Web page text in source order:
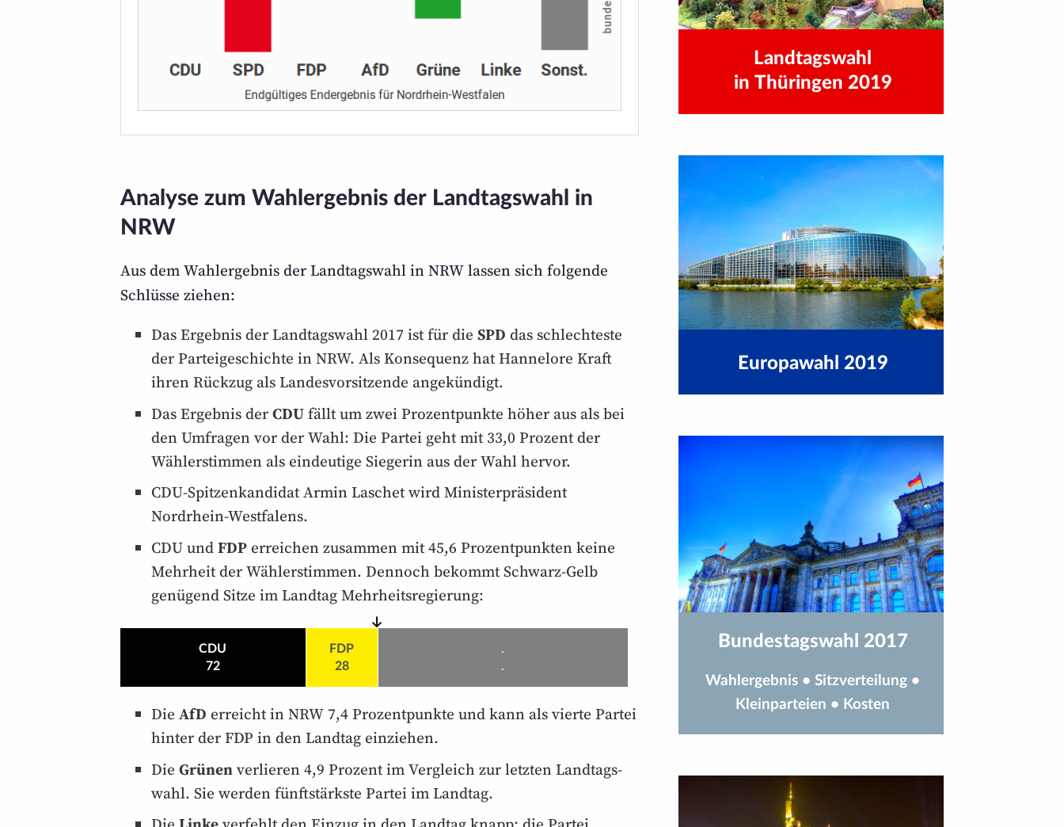
Analyse zum Wahlergebnis der Landtags­wahl in
NRW
Aus dem Wahlergebnis der Landtags­wahl in NRW lassen sich folgende
Schlüsse ziehen:
Das Ergebnis der Landtags­wahl 2017 ist für die SPD das schlechteste
der Partei­geschichte in NRW. Als Kon­sequenz hat Hannelore Kraft
ihren Rückzug als Landes­vorsitzende angekündigt.
Das Ergebnis derCDUfällt um zwei Prozent­punkte höher aus als bei
den Umfragen vor der Wahl: Die Partei geht mit 33,0 Prozent der
Wähler­stimmen als ein­deutige Siegerin aus der Wahl hervor.
CDU-Spitzenkandidat Armin Laschet wird Minister­präsident
Nordrhein-Westfalens.
CDU undFDPerreichen zusammen mit 45,6 Prozent­punkten keine
Mehrheit der Wähler­stimmen. Dennoch bekommt Schwarz-Gelb
genügend Sitze im Landtag Mehr­heits­regierung:
CDU
72
FDP
28
.
.
Die AfD erreicht in NRW 7,4 Prozent­punkte und kann als vierte Partei
hinter der FDP in den Landtag einziehen.
Die Grünenverlieren 4,9 Prozent im Vergleich zur letzten Landtags­
wahl. Sie werden fünft­stärkste Partei im Landtag.
Landtagswahl
in Thüringen 2019
Europawahl 2019
Bundestagswahl 2017
Wahlergebnis • Sitzverteilung •
Kleinparteien • Kosten